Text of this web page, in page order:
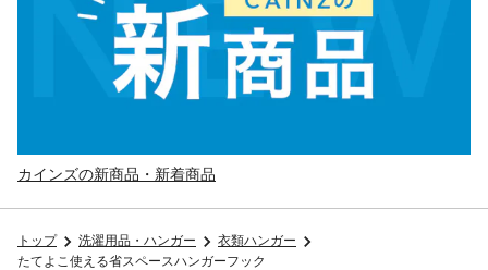
カインズの新商品・新着商品
トップ 洗濯用品・ハンガー
衣類ハンガー
たてよこ使える省スペースハンガーフック